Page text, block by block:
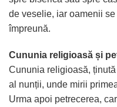
de veselie, iar oamenii
împreună.
Cununia religioasă și
Cununia religioasă,
al nunții, unde mirii
Urma apoi petrecerea,